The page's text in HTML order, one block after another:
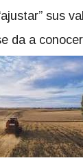
sus
da a